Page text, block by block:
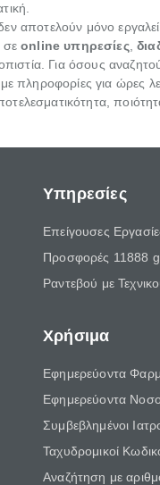
αποτελούν μόνο
σεonline υπηρεσίες,
Για όσους
πληροφορίες για ώρες
ποιότητα
Υπηρεσίες
Επείγουσες
Προσφορές 11888
Ραντεβού με
Χρήσιμα
Εφημερεύοντα
Εφημερεύοντα
Συμβεβλημένοι
Ταχυδρομικοί
Αναζήτηση με